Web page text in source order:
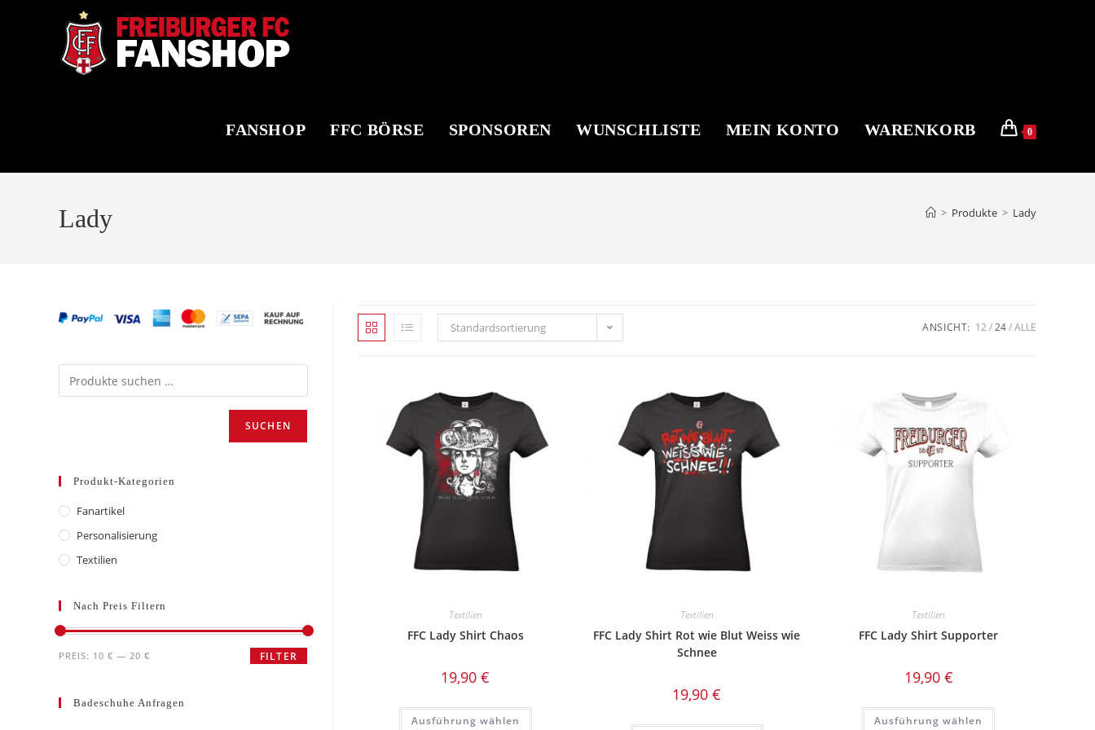
FANSHOP FFC BÖRSE SPONSOREN WUNSCHLISTE MEIN KONTO WARENKORB 0
Lady > Produkte > Lady
Standardsortierung ANSICHT: 12 24 ALLE
Textilien
FFC Lady Shirt Chaos
19,90€
Ausführung wählen
Dieses
Textilien
FFC Lady Shirt Rot wie Blut Weiss wie
Schnee
19,90€
Textilien
FFC Lady Shirt Supporter
19,90 €
Ausführung wählen
Dieses
SUCHEN
Produkt-Kategorien
Fanartikel
Personalisierung
Textilien
Nach Preis Filtern
Min.
Max.
FILTER
PREIS: 10 € — 20 €
Badeschuhe Anfragen